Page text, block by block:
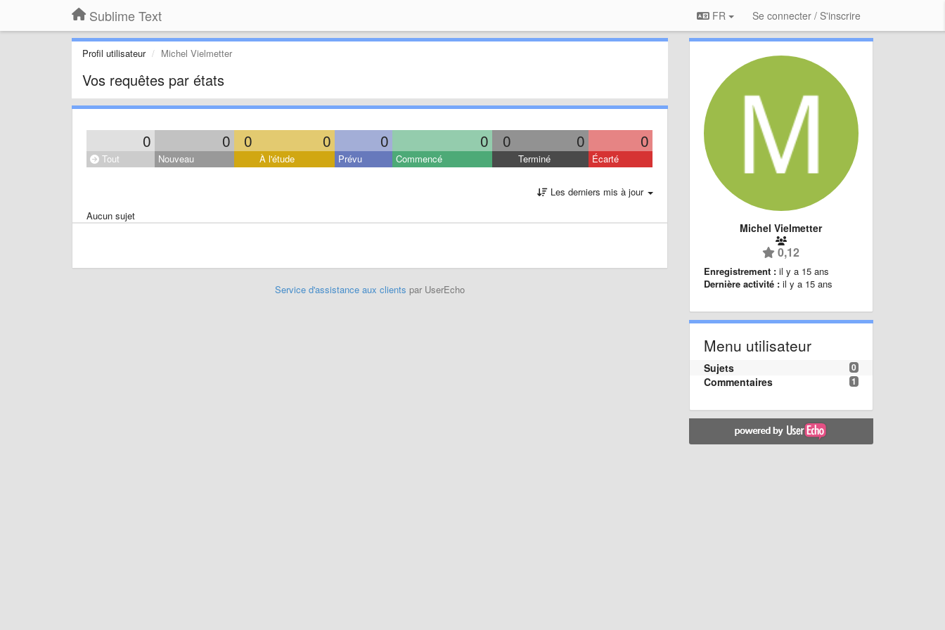
Sublime Text FR Se connecter / S'inscrire
Profil utilisateur Michel Vielmetter
Vos requêtes par états
0 0 0 0 0 0 0 0 0
Tout Nouveau À l'étude Prévu Commencé Terminé Écarté
Les derniers mis à jour
Aucun sujet
Service d'assistance aux clients par UserEcho
Michel Vielmetter
0,12
Enregistrement : il y a 15 ans
Dernière activité : il y a 15 ans
Menu utilisateur
0
Sujets
1
Commentaires